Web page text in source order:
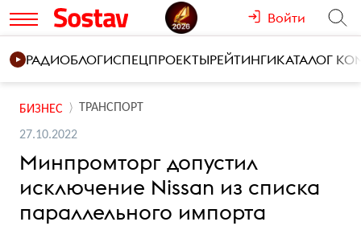
Войти
РАДИОБЛОГИСПЕЦПРОЕКТЫРЕЙТИНГИКАТАЛОГ
БИЗНЕС ТРАНСПОРТ
27.10.2022
Минпромторг допустил
исключение Nissan из списка
параллельного импорта